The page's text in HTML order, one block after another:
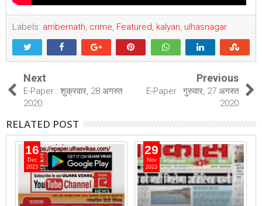
Labels: ambernath, crime, Featured, kalyan, ulhasnagar
Next
E-Paper : शुक्रवार, 28 अगस्त
2020
Previous
E-Paper : गुरुवार, 27 अगस्त
2020
RELATED POST
16
Dec
2023
29
Nov
2023